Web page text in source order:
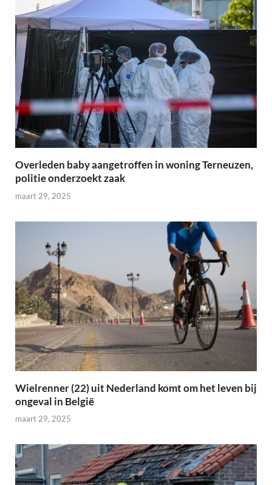
Overleden baby aangetroffen in woning Terneuzen,
politie onderzoekt zaak
maart 29, 2025
Wielrenner (22) uit Nederland komt om het leven bij
ongeval in België
maart 29, 2025